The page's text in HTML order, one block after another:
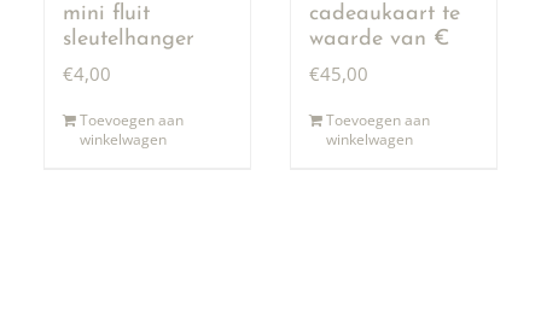
mini fluit
sleutelhanger
€4,00
Toevoegen aan
winkelwagen
cadeaukaart te
waarde van €
50,00
€45,00
Toevoegen aan
winkelwagen